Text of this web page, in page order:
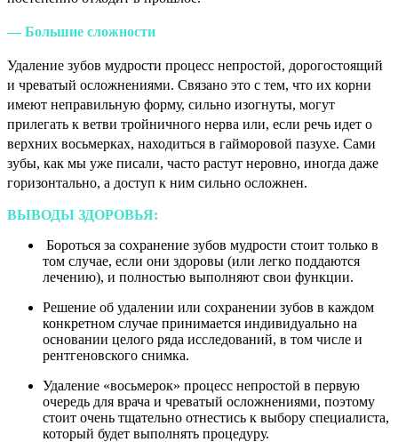
— Большие сложности
Удаление зубов мудрости процесс непростой, дорогостоящий
и чреватый осложнениями. Связано это с тем, что их корни
имеют неправильную форму, сильно изогнуты, могут
прилегать к ветви тройничного нерва или, если речь идет о
верхних восьмерках, находиться в гайморовой пазухе. Сами
зубы, как мы уже писали, часто растут неровно, иногда даже
горизонтально, а доступ к ним сильно осложнен.
ВЫВОДЫ ЗДОРОВЬЯ:
Бороться за сохранение зубов мудрости стоит только в
том случае, если они здоровы (или легко поддаются
лечению), и полностью выполняют свои функции.
Решение об удалении или сохранении зубов в каждом
конкретном случае принимается индивидуально на
основании целого ряда исследований, в том числе и
рентгеновского снимка.
Удаление «восьмерок» процесс непростой в первую
очередь для врача и чреватый осложнениями, поэтому
стоит очень тщательно отнестись к выбору специалиста,
который будет выполнять процедуру.